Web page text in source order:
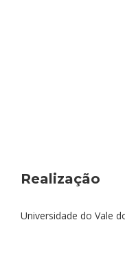
Realização
Universidade do Vale